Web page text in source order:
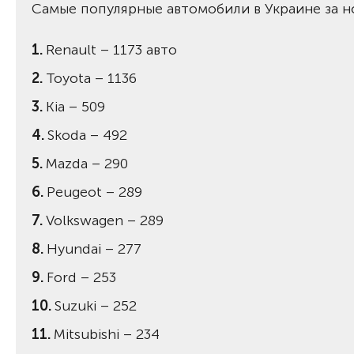
Самые популярные автомобили в Украине за
Renault – 1173 авто
Toyota – 1136
Kia – 509
Skoda – 492
Mazda – 290
Peugeot – 289
Volkswagen – 289
Hyundai – 277
Ford – 253
Suzuki – 252
Mitsubishi – 234